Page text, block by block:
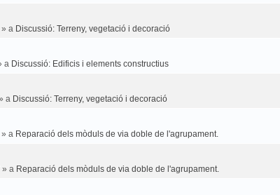
» a Discussió: Terreny, vegetació i decoració
a Discussió: Edificis i elements constructius
a Discussió: Terreny, vegetació i decoració
» a Reparació dels mòduls de via doble de l'agrupament.
» a Reparació dels mòduls de via doble de l'agrupament.